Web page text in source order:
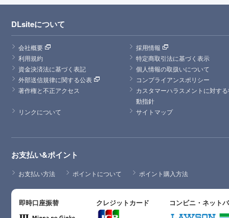
DLsiteについて
会社概要
採用情報
利用規約
特定商取引法に基づく表示
資金決済法に基づく表記
個人情報の取扱いについて
外部送信規律に関する公表
コンプライアンスポリシー
著作権と不正アクセス
カスタマーハラスメントに対す
動指針
リンクについて
サイトマップ
お支払い&ポイント
お支払い方法 ポイントについて ポイント購入方法
即時口座振替 クレジットカード コンビニ・ネット